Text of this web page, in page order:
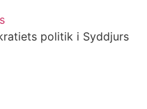
politik i Syddjurs